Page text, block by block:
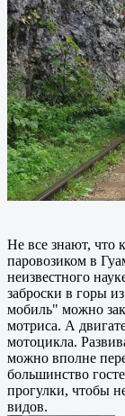
Не все знают, что
паровозиком в
неизвестного
заброски в горы
мобиль" можно
мотриса. А
мотоцикла.
можно вполне
большинство
прогулки, чтобы
видов.